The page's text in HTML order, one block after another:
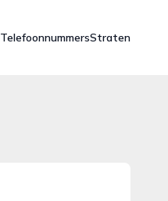
TelefoonnummersStraten